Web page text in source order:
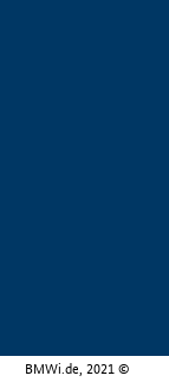
BMWi.de, 2021 ©